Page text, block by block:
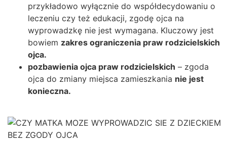
przykładowo wyłącznie do współdecydowaniu o
leczeniu czy też edukacji, zgodę ojca na
wyprowadzkę nie jest wymagana. Kluczowy jest
bowiem zakres ograniczenia praw rodzicielskich
ojca.
pozbawienia ojca praw rodzicielskich – zgoda
ojca do zmiany miejsca zamieszkania nie jest
konieczna.